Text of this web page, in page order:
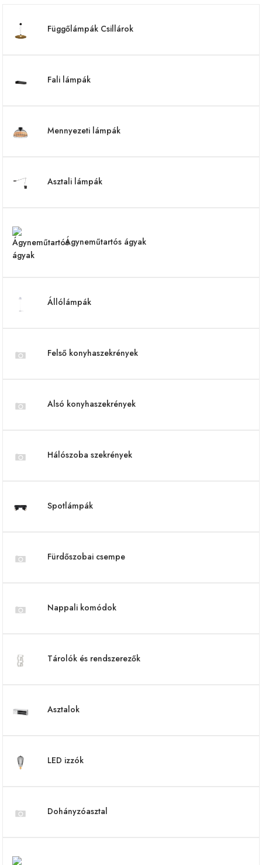
Függőlámpák Csillárok
Fali lámpák
Mennyezeti lámpák
Asztali lámpák
Ágyneműtartós ágyak
Állólámpák
Felső konyhaszekrények
Alsó konyhaszekrények
Hálószoba szekrények
Spotlámpák
Fürdőszobai csempe
Nappali komódok
Tárolók és rendszerezők
Asztalok
LED izzók
Dohányzóasztal